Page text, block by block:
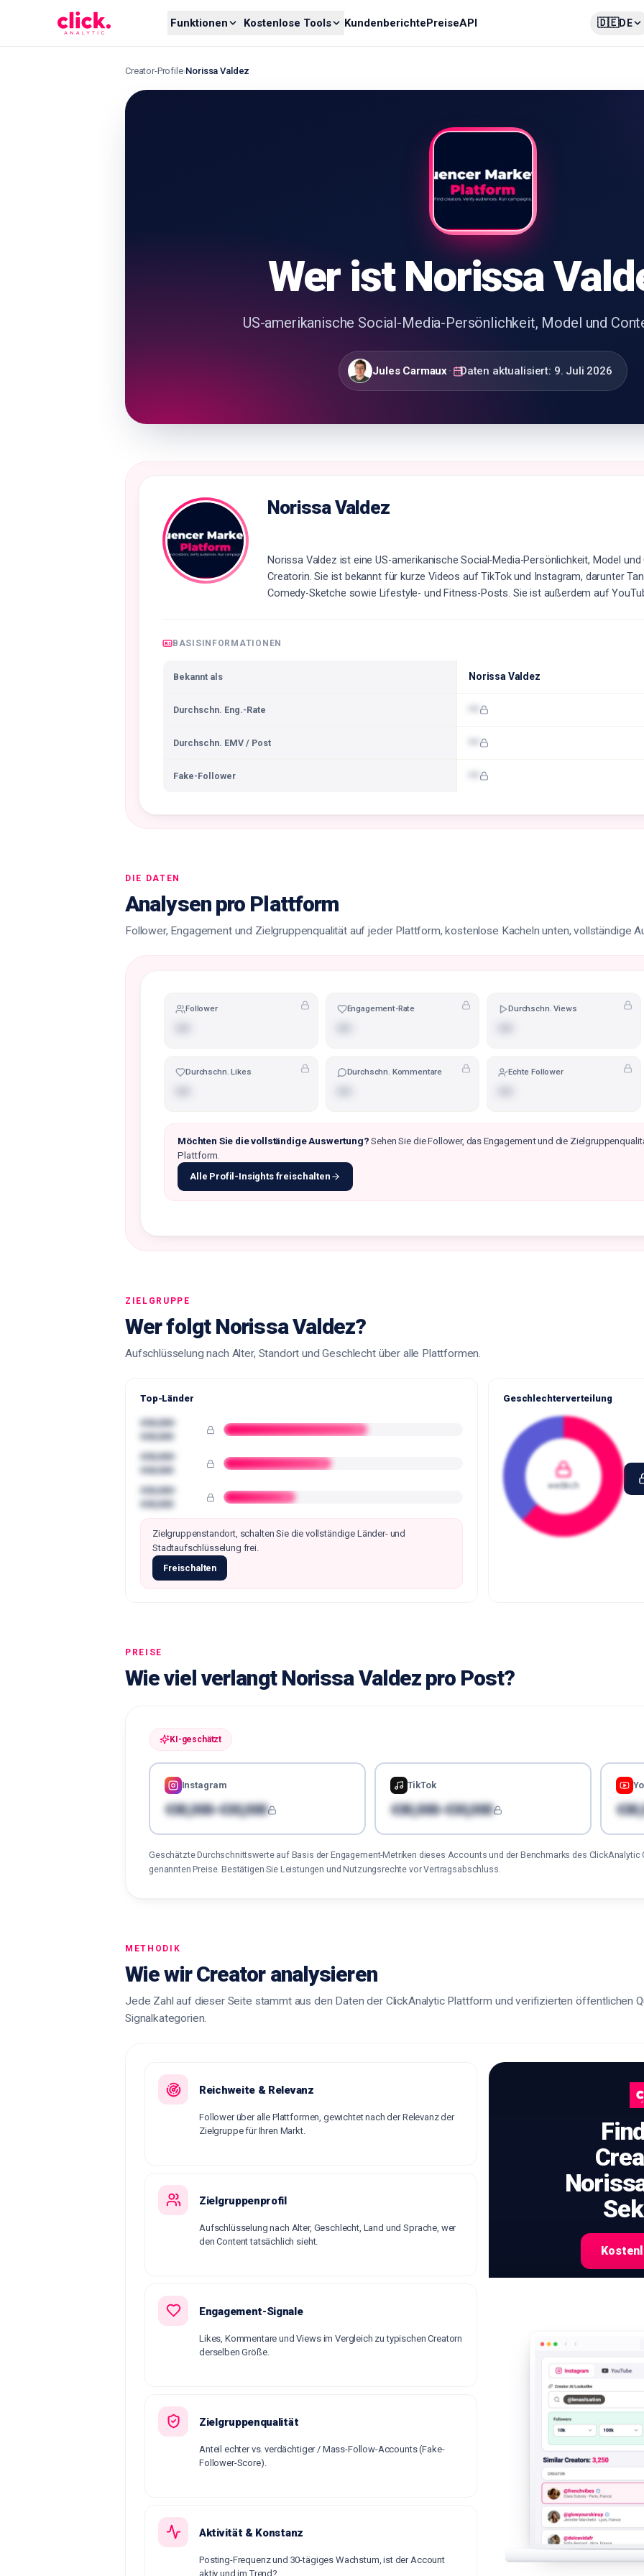
Funktionen Kostenlose Tools KundenberichtePreiseAPI 🇩🇪DE
Creator-Profile›Norissa Valdez
Wer ist Norissa
US-amerikanische Social-Media-Persönlichkeit, Model und
Jules Carmaux· Daten aktualisiert: 9. Juli 2026
Norissa Valdez
Norissa Valdez ist eine US-amerikanische Social-Media-Persönlichkeit, Model und
Creatorin. Sie ist bekannt für kurze Videos auf TikTok und Instagram, darunter
Comedy-Sketche sowie Lifestyle- und Fitness-Posts. Sie ist außerdem auf
BASISINFORMATIONEN
Bekannt als Norissa Valdez
Durchschn. Eng.-Rate
Durchschn. EMV / Post
Fake-Follower
DIE DATEN
Analysen pro Plattform
Follower, Engagement und Zielgruppenqualität auf jeder Plattform, kostenlose Kacheln unten, vollständige
Follower Engagement-Rate Durchschn. Views
Durchschn. Likes Durchschn. Kommentare Echte Follower
Möchten Sie die vollständige Auswertung? Sehen Sie die Follower, das Engagement und die
Plattform.
Alle Profil-Insights freischalten
ZIELGRUPPE
Wer folgt Norissa Valdez?
Aufschlüsselung nach Alter, Standort und Geschlecht über alle Plattformen.
Top-Länder
€00,000-
€00,000
€00,000-
€00,000
€00,000-
€00,000
Zielgruppenstandort, schalten Sie die vollständige Länder- und
Stadtaufschlüsselung frei.
Freischalten
Geschlechterverteilung
weiblich
PREISE
Wie viel verlangt Norissa Valdez pro Post?
KI-geschätzt
Instagram
€00,000-€00,000
TikTok
€00,000-€00,000
Geschätzte Durchschnittswerte auf Basis der Engagement-Metriken dieses Accounts und der Benchmarks des ClickAnalytic
genannten Preise. Bestätigen Sie Leistungen und Nutzungsrechte vor Vertragsabschluss.
METHODIK
Wie wir Creator analysieren
Jede Zahl auf dieser Seite stammt aus den Daten der ClickAnalytic Plattform und verifizierten öffentlichen
Signalkategorien.
Reichweite & Relevanz
Follower über alle Plattformen, gewichtet nach der Relevanz der
Zielgruppe für Ihren Markt.
Zielgruppenprofil
Aufschlüsselung nach Alter, Geschlecht, Land und Sprache, wer
den Content tatsächlich sieht.
Engagement-Signale
Likes, Kommentare und Views im Vergleich zu typischen Creatorn
derselben Größe.
Zielgruppenqualität
Anteil echter vs. verdächtiger / Mass-Follow-Accounts (Fake-
Follower-Score).
Aktivität & Konstanz
Posting-Frequenz und 30-tägiges Wachstum, ist der Account
aktiv und im Trend?